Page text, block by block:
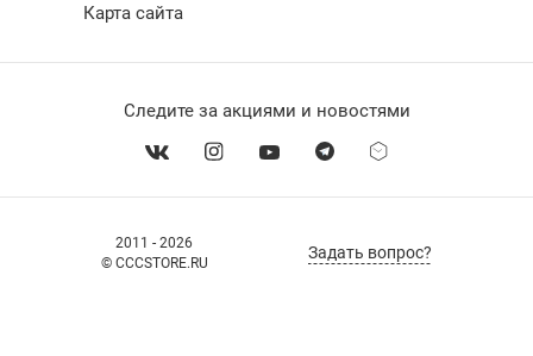
2011 - 2026
© CCCSTORE.RU
Задать вопрос?
Карта сайта
Следите за акциями и новостями